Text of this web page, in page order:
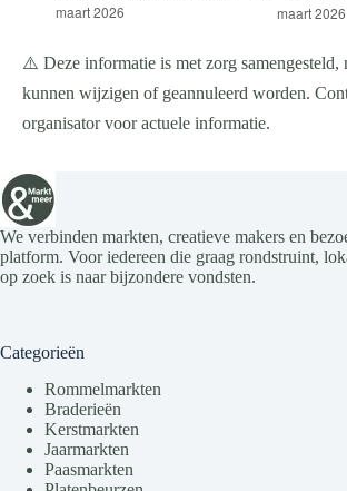
maart 2026
maart 2026
⚠️ Deze informatie is met zorg samengesteld,
kunnen wijzigen of geannuleerd worden.
organisator voor actuele informatie.
We verbinden markten, creatieve makers en
platform. Voor iedereen die graag rondstruint,
op zoek is naar bijzondere vondsten.
Categorieën
Rommelmarkten
Braderieën
Kerstmarkten
Jaarmarkten
Paasmarkten